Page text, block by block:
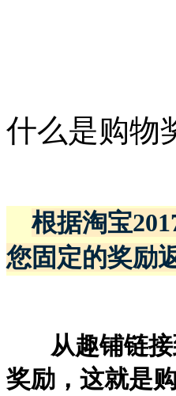
什么是购物
根据淘宝
您固定的奖励
从趣铺链
奖励，这就是